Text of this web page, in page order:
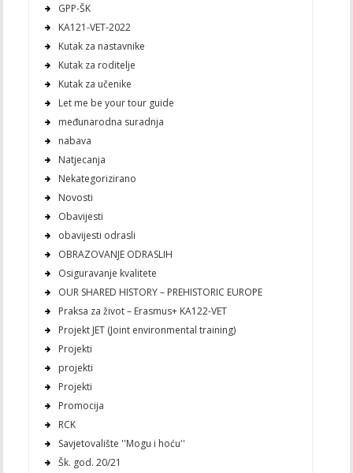
GPP-ŠK
KA121-VET-2022
Kutak za nastavnike
Kutak za roditelje
Kutak za učenike
Let me be your tour guide
međunarodna suradnja
nabava
Natjecanja
Nekategorizirano
Novosti
Obavijesti
obavijesti odrasli
OBRAZOVANJE ODRASLIH
Osiguravanje kvalitete
OUR SHARED HISTORY – PREHISTORIC EUROPE
Praksa za život – Erasmus+ KA122-VET
Projekt JET (Joint environmental training)
Projekti
projekti
Projekti
Promocija
RCK
Savjetovalište ''Mogu i hoću''
Šk. god. 20/21